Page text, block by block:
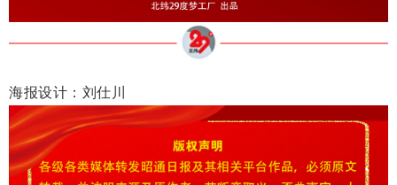
海报设计：刘仕川